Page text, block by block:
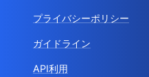
プライバシーポリシー
ガイドライン
API利用